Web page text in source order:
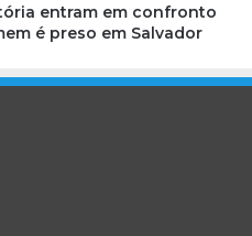
entram em confronto
é preso em Salvador